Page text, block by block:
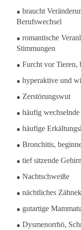
● braucht
Berufswechsel
● romantische
Stimmungen
● Furcht vor Tieren,
● hyperaktive und
● Zerstörungswut
● häufig
● häufige
● Bronchitis,
● tief sitzende
● Nachtschweiße
● nächtliches
● gutartige
● Dysmenorrhö,